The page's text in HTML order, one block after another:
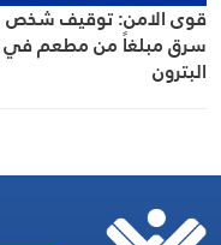
قوى الامن: توقيف شخص
سرق مبلغاً من مطعم في
البترون